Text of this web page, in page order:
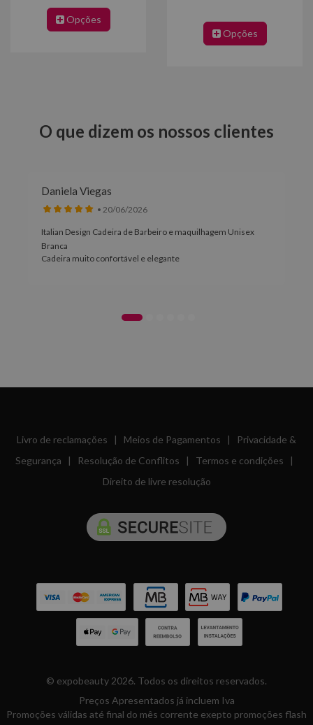
Opções
Opções
O que dizem os nossos clientes
Daniela Viegas
• 20/06/2026
Italian Design Cadeira de Barbeiro e maquilhagem Unisex
Branca
Cadeira muito confortável e elegante
Livro de reclamações | Meios de Pagamentos |
Privacidade &
Segurança | Resolução de Conflitos | Termos e condições |
Direito de livre resolução
© expobeauty 2026. Todos os direitos reservados.
Preços Apresentados já incluem Iva
Promoções válidas até final do mês corrente exepto promoções flash